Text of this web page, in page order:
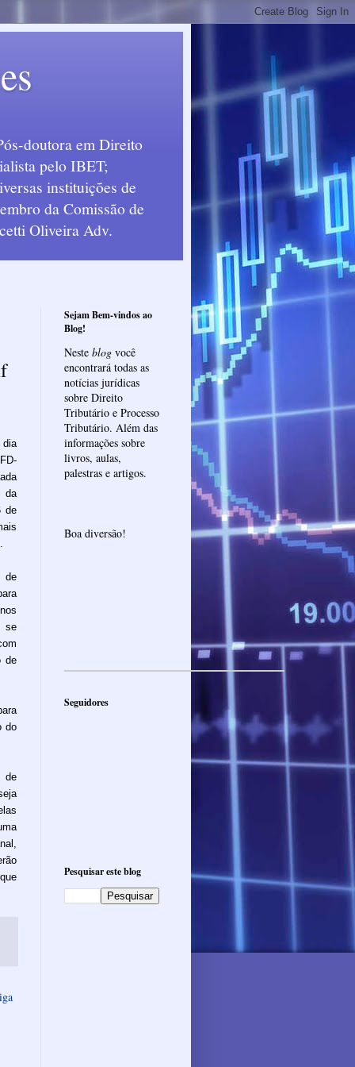
doutora em Direito
pelo IBET;
instituições de
da Comissão de
Oliveira Adv.
da
de
de
se
de
do
Sejam Bem-vindos ao
Blog!
Neste blog você
encontrará todas as
notícias jurídicas
sobre Direito
Tributário e Processo
Tributário. Além das
informações sobre
livros, aulas,
palestras e artigos.
Boa diversão!
Seguidores
Pesquisar este blog